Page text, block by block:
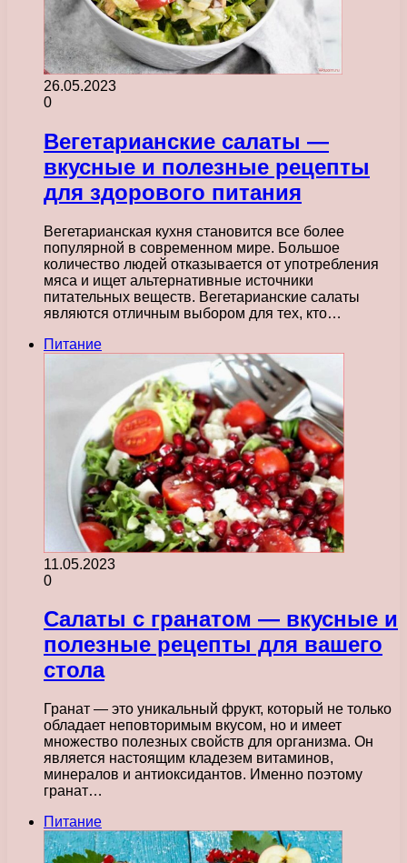
26.05.2023
0
Вегетарианские салаты —
вкусные и полезные рецепты
для здорового питания
Вегетарианская кухня становится все более
популярной в современном мире. Большое
количество людей отказывается от употребления
мяса и ищет альтернативные источники
питательных веществ. Вегетарианские салаты
являются отличным выбором для тех, кто…
Питание
11.05.2023
0
Салаты с гранатом — вкусные и
полезные рецепты для вашего
стола
Гранат — это уникальный фрукт, который не только
обладает неповторимым вкусом, но и имеет
множество полезных свойств для организма. Он
является настоящим кладезем витаминов,
минералов и антиоксидантов. Именно поэтому
гранат…
Питание